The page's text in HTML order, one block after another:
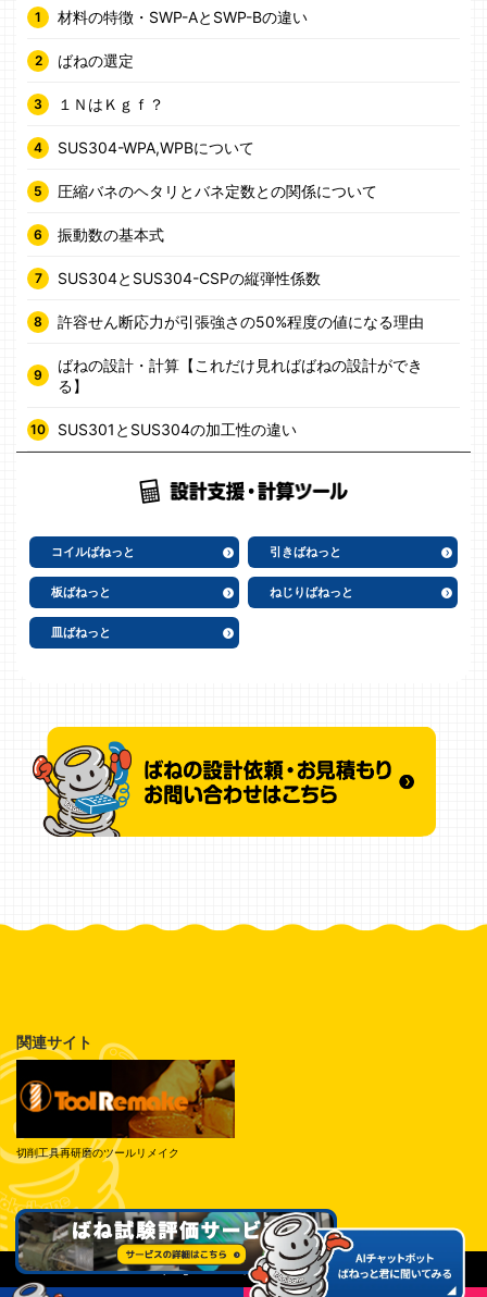
材料の特徴・SWP-AとSWP-Bの違い
ばねの選定
１ＮはＫｇｆ？
SUS304-WPA,WPBについて
圧縮バネのヘタリとバネ定数との関係について
振動数の基本式
SUS304とSUS304-CSPの縦弾性係数
許容せん断応力が引張強さの50%程度の値になる理由
ばねの設計・計算【これだけ見ればばねの設計ができ
る】
SUS301とSUS304の加工性の違い
コイルばねっと 引きばねっと
板ばねっと ねじりばねっと
皿ばねっと
関連サイト
切削工具再研磨のツールリメイク
© Tokai Spring Industries, Inc. All Rights Reserved.